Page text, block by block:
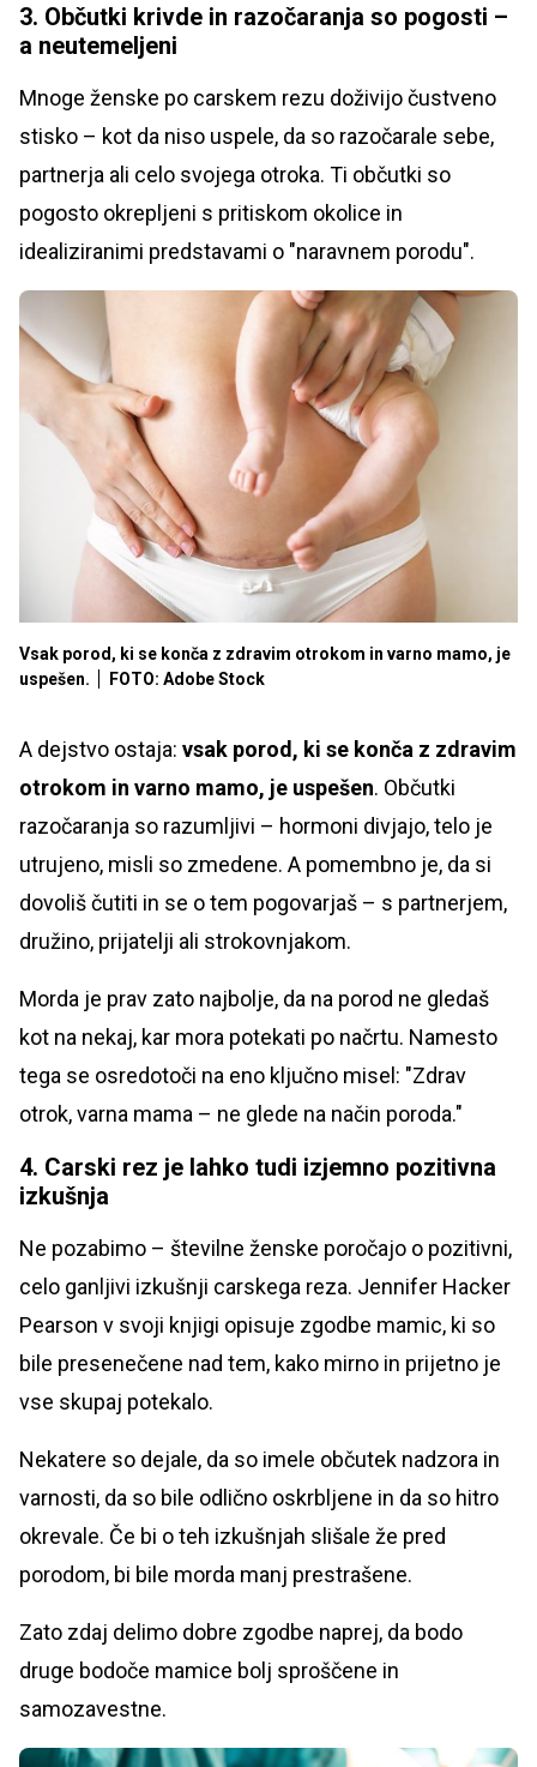
3. Občutki krivde in razočaranja so pogosti –
a neutemeljeni
Mnoge ženske po carskem rezu doživijo čustveno
stisko – kot da niso uspele, da so razočarale sebe,
partnerja ali celo svojega otroka. Ti občutki so
pogosto okrepljeni s pritiskom okolice in
idealiziranimi predstavami o "naravnem porodu".
Vsak porod, ki se konča z zdravim otrokom in varno mamo, je
uspešen.
FOTO: Adobe Stock
A dejstvo ostaja: vsak porod, ki se konča z zdravim
otrokom in varno mamo, je uspešen. Občutki
razočaranja so razumljivi – hormoni divjajo, telo je
utrujeno, misli so zmedene. A pomembno je, da si
dovoliš čutiti in se o tem pogovarjaš – s partnerjem,
družino, prijatelji ali strokovnjakom.
Morda je prav zato najbolje, da na porod ne gledaš
kot na nekaj, kar mora potekati po načrtu. Namesto
tega se osredotoči na eno ključno misel: "Zdrav
otrok, varna mama – ne glede na način poroda."
4. Carski rez je lahko tudi izjemno pozitivna
izkušnja
Ne pozabimo – številne ženske poročajo o pozitivni,
celo ganljivi izkušnji carskega reza. Jennifer Hacker
Pearson v svoji knjigi opisuje zgodbe mamic, ki so
bile presenečene nad tem, kako mirno in prijetno je
vse skupaj potekalo.
Nekatere so dejale, da so imele občutek nadzora in
varnosti, da so bile odlično oskrbljene in da so hitro
okrevale. Če bi o teh izkušnjah slišale že pred
porodom, bi bile morda manj prestrašene.
Zato zdaj delimo dobre zgodbe naprej, da bodo
druge bodoče mamice bolj sproščene in
samozavestne.